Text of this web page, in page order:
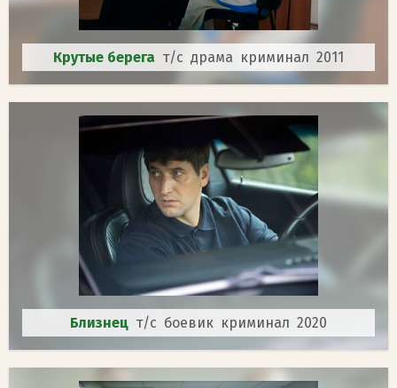
Крутые берега т/с драма криминал 2011
Близнец т/с боевик криминал 2020